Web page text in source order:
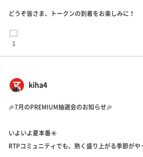
どうぞ皆さま、トークンの到着をお楽しみに！
1
kiha4
🎉7月のPREMIUM抽選会のお知らせ🎉
いよいよ夏本番☀️
RTPコミュニティでも、熱く盛り上がる季節がや